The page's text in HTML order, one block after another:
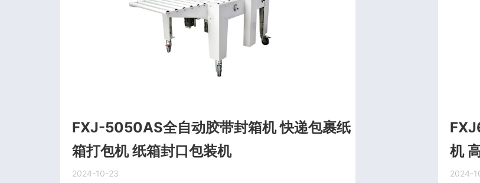
FXJ-5050AS全自动胶带封箱机 快递包裹纸
箱打包机 纸箱封口包装机
2024-10-23
机
2024-